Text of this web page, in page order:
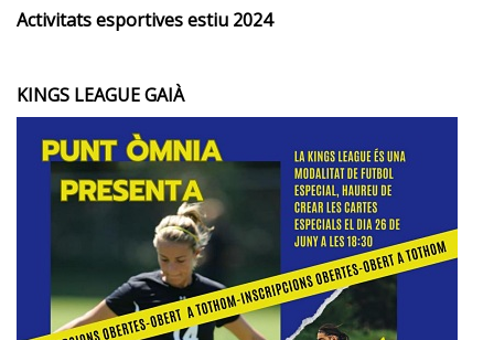
Activitats esportives estiu 2024
KINGS LEAGUE GAIÀ